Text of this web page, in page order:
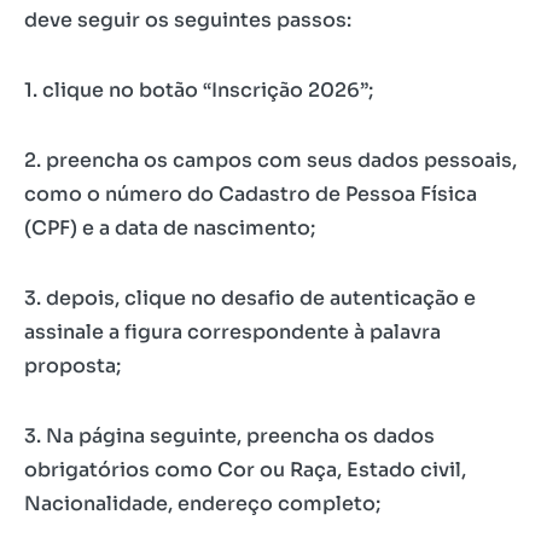
deve seguir os seguintes passos:
1. clique no botão “Inscrição 2026”;
2. preencha os campos com seus dados pessoais,
como o número do Cadastro de Pessoa Física
(CPF) e a data de nascimento;
3. depois, clique no desafio de autenticação e
assinale a figura correspondente à palavra
proposta;
3. Na página seguinte, preencha os dados
obrigatórios como Cor ou Raça, Estado civil,
Nacionalidade, endereço completo;